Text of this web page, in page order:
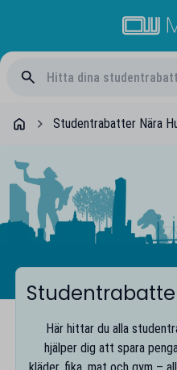
Studentrabatter Nära
Här hittar du alla
hjälper dig att spara